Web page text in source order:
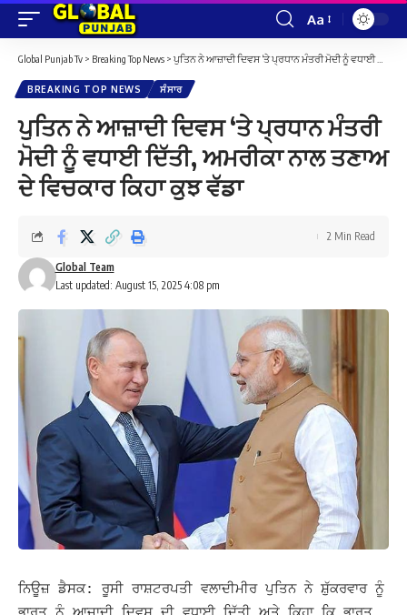
Font
Resizer
Aa
Global Punjab Tv > Breaking Top News > ਪੁਤਿਨ ਨੇ ਆਜ਼ਾਦੀ ਦਿਵਸ ‘ਤੇ ਪ੍ਰਧਾਨ ਮੰਤਰੀ ਮੋਦੀ ਨੂੰ ਵਧਾਈ ਦਿੱਤੀ, ਅਮਰੀਕਾ ਨਾਲ ਤਣਾਅ ਦੇ ਵਿਚਕਾਰ ਕਿਹਾ ਕੁਝ ਵੱਡਾ
BREAKING TOP NEWS ਸੰਸਾਰ
ਪੁਤਿਨ ਨੇ ਆਜ਼ਾਦੀ ਦਿਵਸ ‘ਤੇ ਪ੍ਰਧਾਨ ਮੰਤਰੀ
ਮੋਦੀ ਨੂੰ ਵਧਾਈ ਦਿੱਤੀ, ਅਮਰੀਕਾ ਨਾਲ ਤਣਾਅ
ਦੇ ਵਿਚਕਾਰ ਕਿਹਾ ਕੁਝ ਵੱਡਾ
Last updated: August 15, 2025 4:08 pm
Global Team
2 Min Read
ਨਿਊਜ਼ ਡੈਸਕ: ਰੂਸੀ ਰਾਸ਼ਟਰਪਤੀ ਵਲਾਦੀਮੀਰ ਪੁਤਿਨ ਨੇ ਸ਼ੁੱਕਰਵਾਰ ਨੂੰ